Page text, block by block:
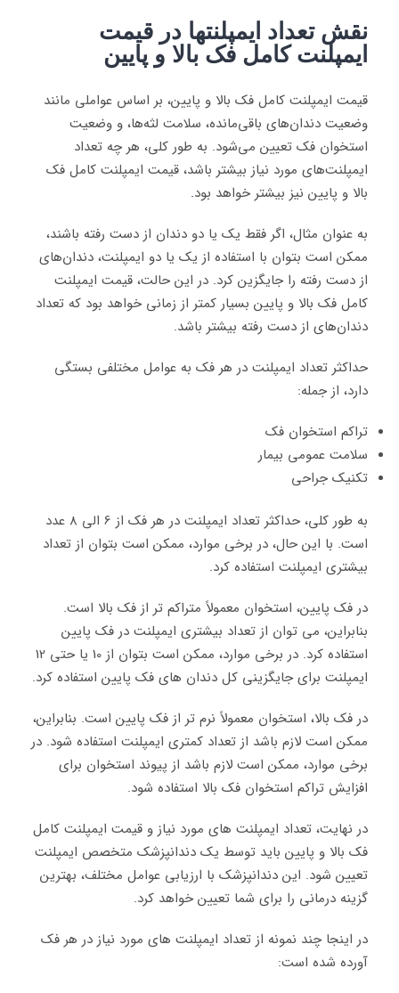
نقش تعداد ایمپلنتها در قیمت
ایمپلنت کامل فک بالا و پایین
قیمت ایمپلنت کامل فک بالا و پایین، بر اساس عواملی مانند
وضعیت دندان‌های باقی‌مانده، سلامت لثه‌ها، و وضعیت
استخوان فک تعیین می‌شود. به طور کلی، هر چه تعداد
ایمپلنت‌های مورد نیاز بیشتر باشد، قیمت ایمپلنت کامل فک
بالا و پایین نیز بیشتر خواهد بود.
به عنوان مثال، اگر فقط یک یا دو دندان از دست رفته باشند،
ممکن است بتوان با استفاده از یک یا دو ایمپلنت، دندان‌های
از دست رفته را جایگزین کرد. در این حالت، قیمت ایمپلنت
کامل فک بالا و پایین بسیار کمتر از زمانی خواهد بود که تعداد
دندان‌های از دست رفته بیشتر باشد.
حداکثر تعداد ایمپلنت در هر فک به عوامل مختلفی بستگی
دارد، از جمله:
تراکم استخوان فک
سلامت عمومی بیمار
تکنیک جراحی
به طور کلی، حداکثر تعداد ایمپلنت در هر فک از 6 الی 8 عدد
است. با این حال، در برخی موارد، ممکن است بتوان از تعداد
بیشتری ایمپلنت استفاده کرد.
در فک پایین، استخوان معمولاً متراکم تر از فک بالا است.
بنابراین، می توان از تعداد بیشتری ایمپلنت در فک پایین
استفاده کرد. در برخی موارد، ممکن است بتوان از 10 یا حتی 12
ایمپلنت برای جایگزینی کل دندان های فک پایین استفاده کرد.
در فک بالا، استخوان معمولاً نرم تر از فک پایین است. بنابراین،
ممکن است لازم باشد از تعداد کمتری ایمپلنت استفاده شود. در
برخی موارد، ممکن است لازم باشد از پیوند استخوان برای
افزایش تراکم استخوان فک بالا استفاده شود.
در نهایت، تعداد ایمپلنت های مورد نیاز و قیمت ایمپلنت کامل
فک بالا و پایین باید توسط یک دندانپزشک متخصص ایمپلنت
تعیین شود. این دندانپزشک با ارزیابی عوامل مختلف، بهترین
گزینه درمانی را برای شما تعیین خواهد کرد.
در اینجا چند نمونه از تعداد ایمپلنت های مورد نیاز در هر فک
آورده شده است: